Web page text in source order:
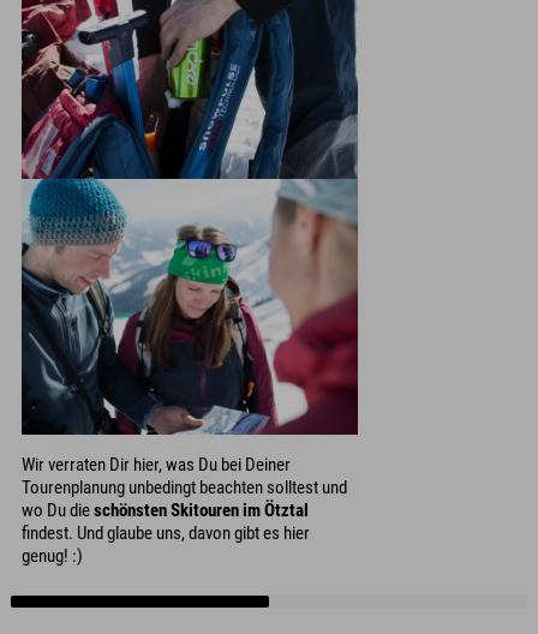
Wir verraten Dir hier, was Du bei Deiner
Tourenplanung unbedingt beachten solltest und
wo Du dieschönsten Skitouren im Ötztal
findest. Und glaube uns, davon gibt es hier
genug! :)